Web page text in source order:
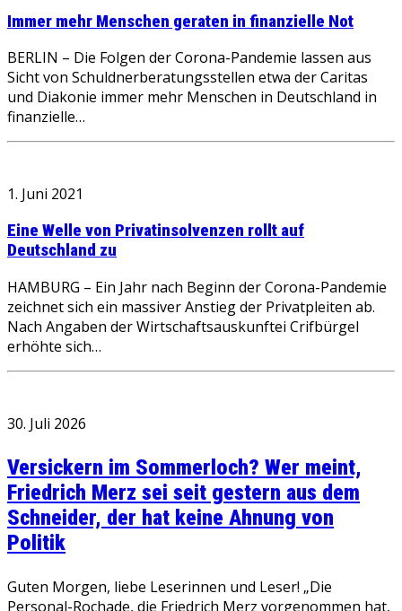
Immer mehr Menschen geraten in finanzielle Not
BERLIN – Die Folgen der Corona-Pandemie lassen aus
Sicht von Schuldnerberatungsstellen etwa der Caritas
und Diakonie immer mehr Menschen in Deutschland in
finanzielle…
1. Juni 2021
Eine Welle von Privatinsolvenzen rollt auf
Deutschland zu
HAMBURG – Ein Jahr nach Beginn der Corona-Pandemie
zeichnet sich ein massiver Anstieg der Privatpleiten ab.
Nach Angaben der Wirtschaftsauskunftei Crifbürgel
erhöhte sich…
30. Juli 2026
Versickern im Sommerloch? Wer meint,
Friedrich Merz sei seit gestern aus dem
Schneider, der hat keine Ahnung von
Politik
Guten Morgen, liebe Leserinnen und Leser! „Die
Personal-Rochade, die Friedrich Merz vorgenommen hat,